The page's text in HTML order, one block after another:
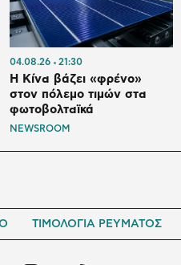
04.08.26 21:30
Η Κίνα βάζει «φρένο»
στον πόλεμο τιμών στα
φωτοβολταϊκά
NEWSROOM
ΤΙΜΟΛΟΓΙΑ ΡΕΥΜΑΤΟΣ